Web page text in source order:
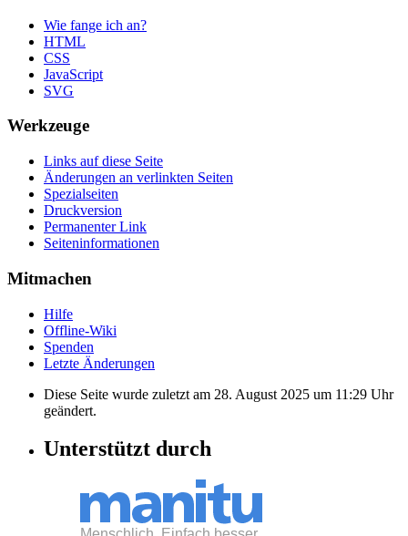
Wie fange ich an?
HTML
CSS
JavaScript
SVG
Werkzeuge
Links auf diese Seite
Änderungen an verlinkten Seiten
Spezialseiten
Druckversion
Permanenter Link
Seiten­informationen
Mitmachen
Hilfe
Offline-Wiki
Spenden
Letzte Änderungen
Diese Seite wurde zuletzt am 28. August 2025 um 11:29 Uhr
geändert.
Unterstützt durch